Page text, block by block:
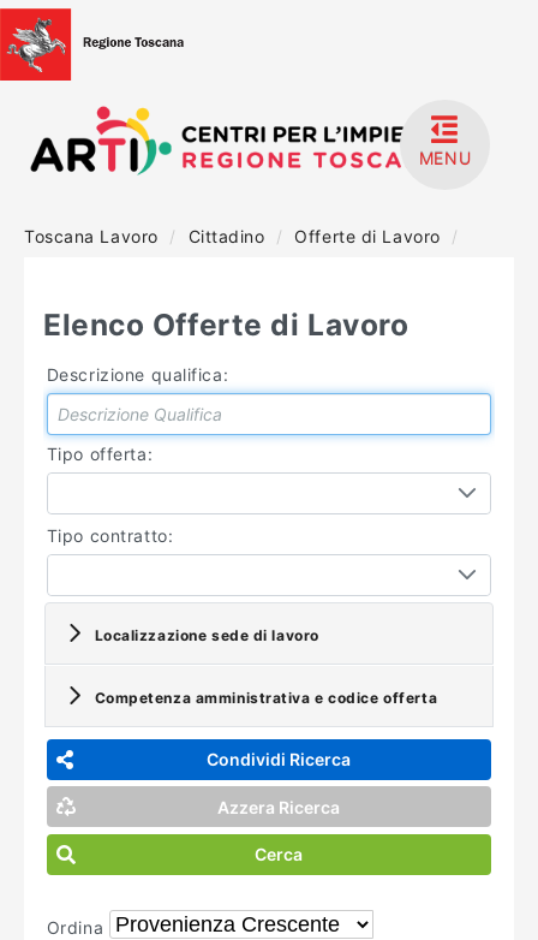
MENU
HOME
MANUALISTICA
Toscana Lavoro / Cittadino / Offerte di Lavoro /
Elenco Offerte di Lavoro
Descrizione qualifica:
Tipo offerta:
Tipo contratto:
Localizzazione sede di lavoro
Competenza amministrativa e codice offerta
Condividi Ricerca
Azzera Ricerca
Cerca
Ordina